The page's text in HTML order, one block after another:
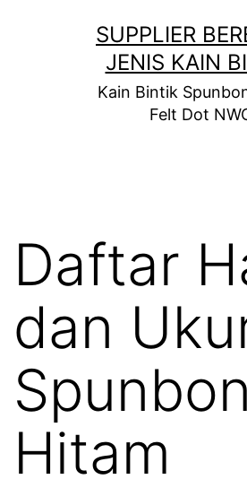
SUPPLIER
JENIS KAIN
Kain Bintik
Felt Dot
Daftar
dan
Hitam